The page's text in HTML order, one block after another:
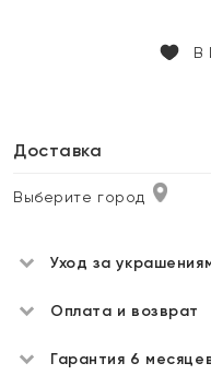
В
Доставка
Выберите город
Уход за
Оплата и возврат
Гарантия 6